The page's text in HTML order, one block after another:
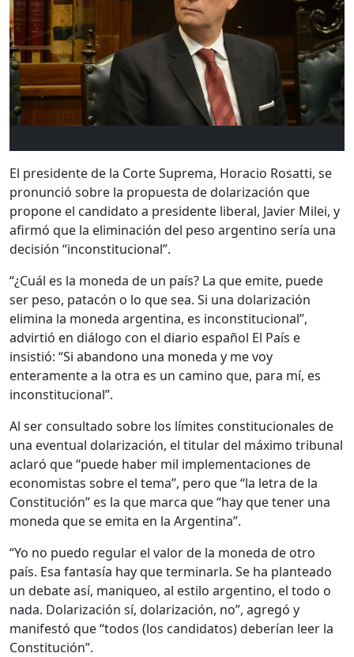
El presidente de la Corte Suprema, Horacio Rosatti, se
pronunció sobre la propuesta de dolarización que
propone el candidato a presidente liberal, Javier Milei, y
afirmó que la eliminación del peso argentino sería una
decisión “inconstitucional”.
“¿Cuál es la moneda de un país? La que emite, puede
ser peso, patacón o lo que sea. Si una dolarización
elimina la moneda argentina, es inconstitucional”,
advirtió en diálogo con el diario español El País e
insistió: “Si abandono una moneda y me voy
enteramente a la otra es un camino que, para mí, es
inconstitucional”.
Al ser consultado sobre los límites constitucionales de
una eventual dolarización, el titular del máximo tribunal
aclaró que “puede haber mil implementaciones de
economistas sobre el tema”, pero que “la letra de la
Constitución” es la que marca que “hay que tener una
moneda que se emita en la Argentina”.
“Yo no puedo regular el valor de la moneda de otro
país. Esa fantasía hay que terminarla. Se ha planteado
un debate así, maniqueo, al estilo argentino, el todo o
nada. Dolarización sí, dolarización, no”, agregó y
manifestó que “todos (los candidatos) deberían leer la
Constitución”.